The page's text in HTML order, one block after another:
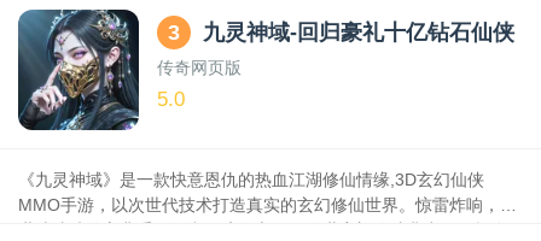
3 九灵神域-回归豪礼十亿钻石仙侠
传奇网页版
5.0
《九灵神域》是一款快意恩仇的热血江湖修仙情缘,3D玄幻仙侠
MMO手游，以次世代技术打造真实的玄幻修仙世界。惊雷炸响，盖